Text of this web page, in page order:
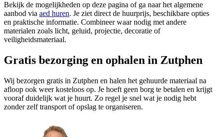
Bekijk de mogelijkheden op deze pagina of ga naar het algemene
aanbod via aed huren. Je ziet direct de huurprijs, beschikbare opties
en praktische informatie. Combineer waar nodig met andere
materialen zoals licht, geluid, projectie, decoratie of
veiligheidsmateriaal.
Gratis bezorging en ophalen in Zutphen
Wij bezorgen gratis in Zutphen en halen het gehuurde materiaal na
afloop ook weer kosteloos op. Je hoeft geen borg te betalen en krijgt
vooraf duidelijk wat je huurt. Zo regel je snel wat je nodig hebt
zonder zelf transport of opslag te organiseren.